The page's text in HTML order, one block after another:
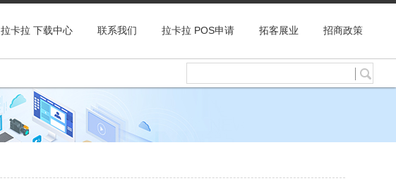
拉卡拉 下载中心 联系我们 拉卡拉 POS申请 拓客展业 招商政策